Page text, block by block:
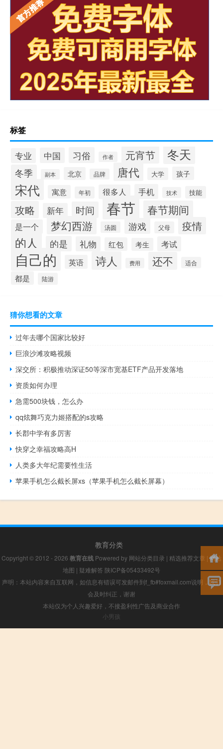
标签
专业 中国 习俗 作者 元宵节 冬天
冬季 副本 北京 品牌 唐代 大学 孩子
宋代 寓意 年初 很多人 手机 技术 技能
攻略 新年 时间 春节 春节期间
是一个 梦幻西游 汤圆 游戏 父母 疫情
的人 的是 礼物 红包 考生 考试
自己的 英语 诗人 费用 还不 适合
都是 陆游
猜你想看的文章
过年去哪个国家比较好
巨浪沙滩攻略视频
深交所：积极推动深证50等深市宽基ETF产品开发落地
资质如何办理
急需500块钱，怎么办
qq炫舞巧克力姬搭配的s攻略
长郡中学有多厉害
快穿之幸福攻略高H
人类多大年纪需要性生活
苹果手机怎么截长屏xs（苹果手机怎么截长屏幕）
教育分类
Copyright © 2012 - 2026 教育在线 Powered by 网站分类目录 | 精选推荐文章 |网站
地图 | 疑难解答 陕ICP备05433492号
声明：本站内容来自互联网，如信息有错误可发邮件到f_fb#foxmail.com说明，我们
会及时纠正，谢谢
本站仅为个人兴趣爱好，不接盈利性广告及商业合作
小男孩